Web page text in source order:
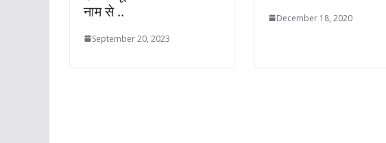
नाम से ..
September 20, 2023
December 18, 2020